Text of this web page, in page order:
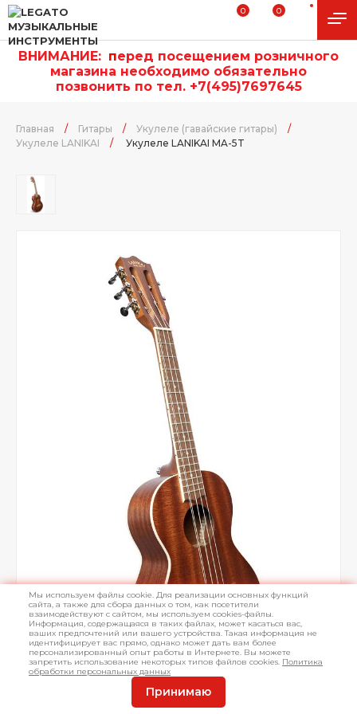
0 0
ВНИМАНИЕ: перед посещением розничного
магазина необходимо обязательно
позвонить по тел. +7(495)7697645
Главная / Гитары / Укулеле (гавайские гитары)
/
Укулеле LANIKAI
/ Укулеле LANIKAI MA-5T
Мы используем файлы cookie. Для реализации основных функций
сайта, а также для сбора данных о том, как посетители
взаимодействуют с сайтом, мы используем cookies-файлы.
Информация, содержащаяся в таких файлах, может касаться вас,
ваших предпочтений или вашего устройства. Такая информация не
идентифицирует вас прямо, однако может дать вам более
персонализированный опыт работы в Интернете. Вы можете
запретить использование некоторых типов файлов cookies. Политика
обработки персональных данных
Принимаю